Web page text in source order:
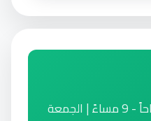
⏰ الأحد - الخميس: 9 صباحاً - 9 مساءً | الجمعة